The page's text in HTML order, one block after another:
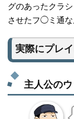
グのあったクラ
させたフ◯ミ通な
実際にプレ
主人公の